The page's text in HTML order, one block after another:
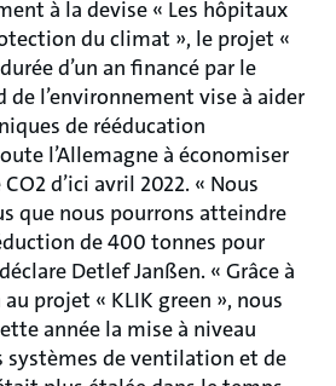
à la devise « Les hôpitaux
du climat », le projet «
d’un an financé par le
l’environnement vise à aider
de rééducation
l’Allemagne à économiser
d’ici avril 2022. « Nous
que nous pourrons atteindre
de 400 tonnes pour
Detlef Janßen. « Grâce à
projet « KLIK green », nous
année la mise à niveau
systèmes de ventilation et de